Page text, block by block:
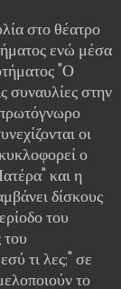
στο θέατρο
ενώ μέσα
"Ο
συναυλίες στην
οι
ο
και η
δίσκους
του
τι λες;" σε
το